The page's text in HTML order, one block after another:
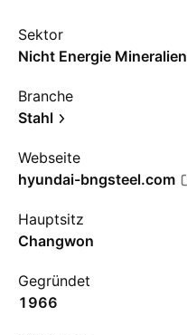
Sektor
Nicht Energie Mineralien
Branche
Stahl
Webseite
hyundai-bngsteel.com
Hauptsitz
Changwon
Gegründet
1966